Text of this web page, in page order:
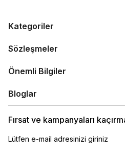
Kategoriler
Sözleşmeler
Önemli Bilgiler
Bloglar
Fırsat ve kampanyaları
Lütfen e-mail adresinizi giriniz